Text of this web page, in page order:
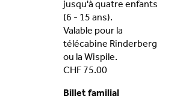
jusqu'à quatre enfants
(6 - 15 ans).
Valable pour la
télécabine Rinderberg
ou la Wispile.
CHF 75.00
Billet familial